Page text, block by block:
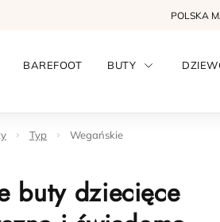
POLSKA
BAREFOOT BUTY
Typ Wegańskie
buty dziecięce